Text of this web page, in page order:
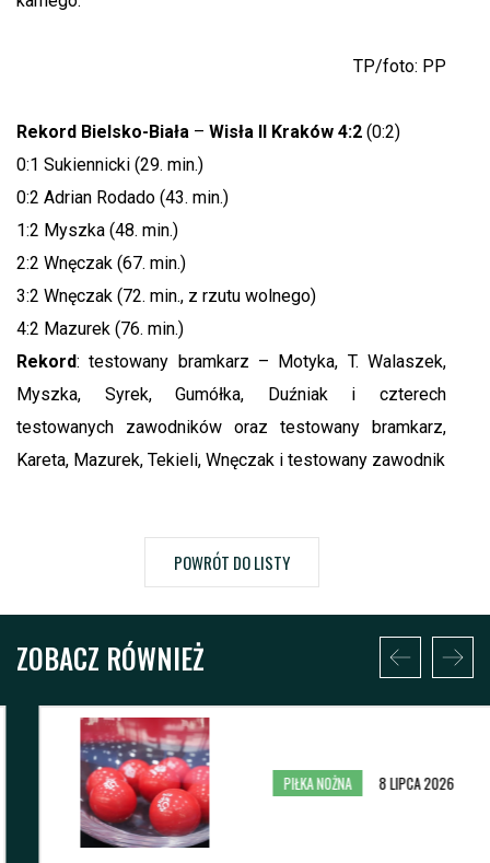
TP/foto: PP
Rekord Bielsko-Biała – Wisła II Kraków 4:2 (0:2)
0:1 Sukiennicki (29. min.)
0:2 Adrian Rodado (43. min.)
1:2 Myszka (48. min.)
2:2 Wnęczak (67. min.)
3:2 Wnęczak (72. min., z rzutu wolnego)
4:2 Mazurek (76. min.)
Rekord: testowany bramkarz – Motyka, T. Walaszek,
Myszka, Syrek, Gumółka, Duźniak i czterech
testowanych zawodników oraz testowany bramkarz,
Kareta, Mazurek, Tekieli, Wnęczak i testowany zawodnik
POWRÓT DO LISTY
ZOBACZ RÓWNIEŻ
PIŁKA NOŻNA 8 LIPCA 2026